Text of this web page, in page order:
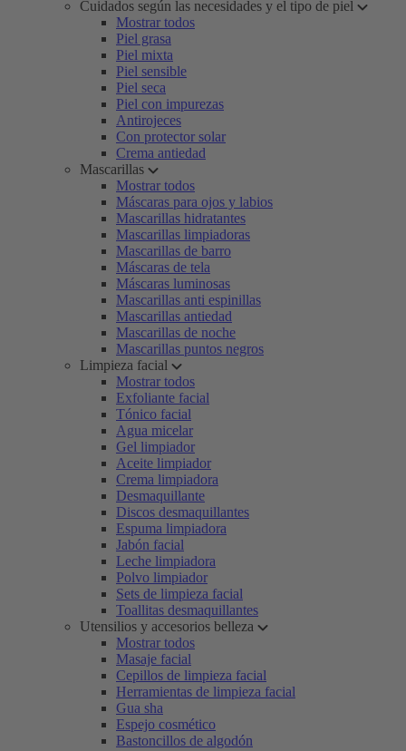
Cuidados según las necesidades y el tipo de piel
Mostrar todos
Piel grasa
Piel mixta
Piel sensible
Piel seca
Piel con impurezas
Antirojeces
Con protector solar
Crema antiedad
Mascarillas
Mostrar todos
Máscaras para ojos y labios
Mascarillas hidratantes
Mascarillas limpiadoras
Mascarillas de barro
Máscaras de tela
Máscaras luminosas
Mascarillas anti espinillas
Mascarillas antiedad
Mascarillas de noche
Mascarillas puntos negros
Limpieza facial
Mostrar todos
Exfoliante facial
Tónico facial
Agua micelar
Gel limpiador
Aceite limpiador
Crema limpiadora
Desmaquillante
Discos desmaquillantes
Espuma limpiadora
Jabón facial
Leche limpiadora
Polvo limpiador
Sets de limpieza facial
Toallitas desmaquillantes
Utensilios y accesorios belleza
Mostrar todos
Masaje facial
Cepillos de limpieza facial
Herramientas de limpieza facial
Gua sha
Espejo cosmético
Bastoncillos de algodón